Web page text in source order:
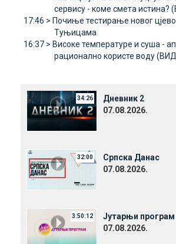
сервису - коме смета истина?
17:46 > Почиње тестирање новог
Туњицама
16:37 > Високе температуре и суша -
рационално користе воду
34:26
Дневник 2
07.08.2026.
32:00
Српска Данас
07.08.2026.
3:50:12
Јутарњи програм
07.08.2026.